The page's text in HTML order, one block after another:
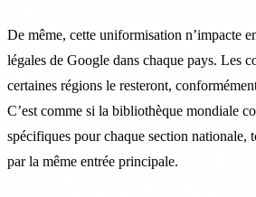
De même, cette uniformisation n’impacte
légales de Google dans chaque pays. Les
certaines régions le resteront,
C’est comme si la bibliothèque mondiale
spécifiques pour chaque section nationale,
par la même entrée principale.